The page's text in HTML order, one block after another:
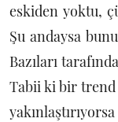
eskiden yoktu,
Şu andaysa
Bazıları
Tabii ki bir trend